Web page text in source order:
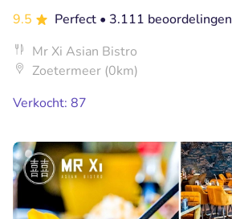
9.5 Perfect • 3.111 beoordelingen
Mr Xi Asian Bistro
Zoetermeer (0km)
Verkocht: 87